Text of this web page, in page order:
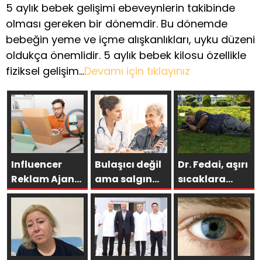
5 aylık bebek gelişimi ebeveynlerin takibinde
olması gereken bir dönemdir. Bu dönemde
bebeğin yeme ve içme alışkanlıkları, uyku düzeni
oldukça önemlidir. 5 aylık bebek kilosu özellikle
fiziksel gelişim…Devamı için tıklayınız
Influencer
Reklam Ajansı
Seçerken
Neden Doğru
Ajans Hayati
Öneme
Sahiptir?
Bulaşıcı değil
ama salgın
gibi yayılıyor!
Dr. Fedai, aşırı
sıcaklara
karşı kalp
hastalarını
uyardı